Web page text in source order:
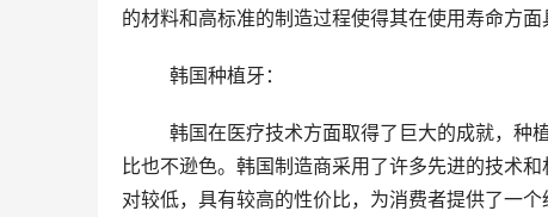
的材料和高标准的制造过程使得其在使用寿命方面
	韩国种植牙：
比也不逊色。韩国制造商采用了许多先进的技术
对较低，具有较高的性价比，为消费者提供了一个